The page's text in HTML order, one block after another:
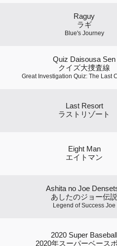
Raguy
ラギ
Blue's Journey
Quiz Daisousa Sen
クイズ大捜査線
Great Investigation Quiz: The Last
Last Resort
ラストリゾート
Eight Man
エイトマン
Ashita no Joe
あしたのジョー伝説
Legend of Success Joe
2020 Super Baseball
2020年スーパーベース